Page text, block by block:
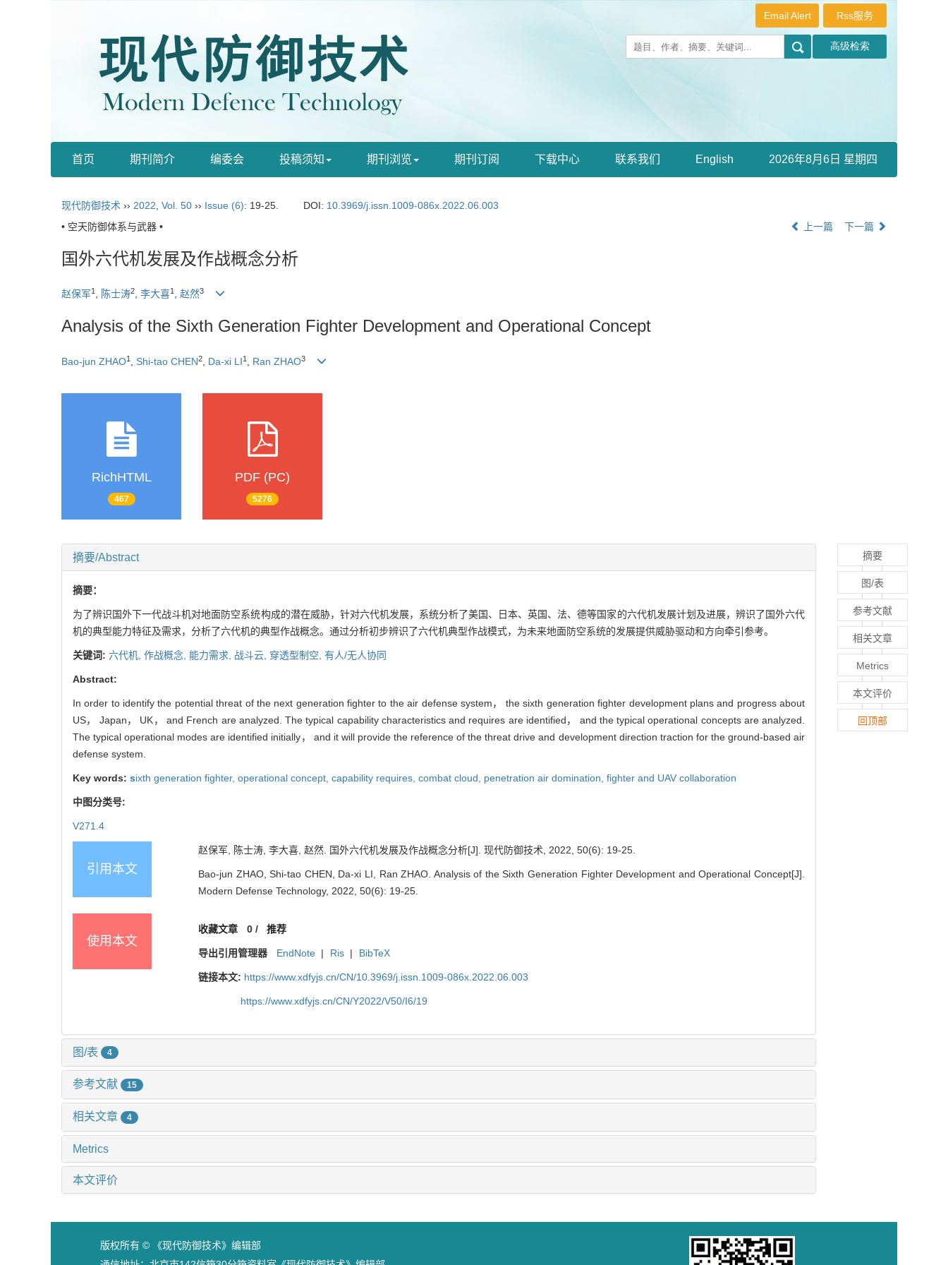
Rss服务
Email Alert
首页 期刊简介 编委会 投稿须知 期刊浏览 期刊订阅 下载中心 联系我们 English 2026年8月6日 星期四
现代防御技术 ›› 2022 Vol. 50 ›› Issue (6): 19-25. DOI: 10.3969/j.issn.1009-086x.2022.06.003
• 空天防御体系与武器 •
上一篇 下一篇
国外六代机发展及作战概念分析
赵保军1 , 陈士涛2, 李大喜1 , 赵然3
Analysis of the Sixth Generation Fighter Development and Operational Concept
Bao-jun ZHAO1 Shi-tao CHEN2 Da-xi LI1 Ran ZHAO3
RichHTML
467
PDF (PC)
5276
摘要/Abstract
摘要：
为了辨识国外下一代战斗机对地面防空系统构成的潜在威胁，针对六代机发展，系统分析了美国、日本、英国、法、德等国家的六代机发展计划及进展，辨识了国外六代
机的典型能力特征及需求，分析了六代机的典型作战概念。通过分析初步辨识了六代机典型作战模式，为未来地面防空系统的发展提供威胁驱动和方向牵引参考。
关键词: 六代机, 作战概念, 能力需求, 战斗云, 穿透型制空, 有人/无人协同
Abstract:
In order to identify the potential threat of the next generation fighter to the air defense system， the sixth generation fighter development plans and progress about
US， Japan， UK， and French are analyzed. The typical capability characteristics and requires are identified， and the typical operational concepts are analyzed.
The typical operational modes are identified initially， and it will provide the reference of the threat drive and development direction traction for the ground-based air
defense system.
Key words: sixth generation fighter, operational concept, capability requires, combat cloud, penetration air domination, fighter and UAV collaboration
中图分类号:
V271.4
引用本文
赵保军, 陈士涛, 李大喜, 赵然. 国外六代机发展及作战概念分析[J]. 现代防御技术, 2022, 50(6): 19-25.
Bao-jun ZHAO, Shi-tao CHEN, Da-xi LI, Ran ZHAO. Analysis of the Sixth Generation Fighter Development and Operational Concept[J].
Modern Defense Technology, 2022, 50(6): 19-25.
使用本文
收藏文章 0/ 推荐
导出引用管理器 EndNote | Ris | BibTeX
链接本文: https://www.xdfyjs.cn/CN/10.3969/j.issn.1009-086x.2022.06.003
https://www.xdfyjs.cn/CN/Y2022/V50/I6/19
图/表 4
参考文献 15
相关文章 4
Metrics
本文评价
摘要
图/表
参考文献
相关文章
Metrics
本文评价
回顶部
版权所有 © 《现代防御技术》编辑部